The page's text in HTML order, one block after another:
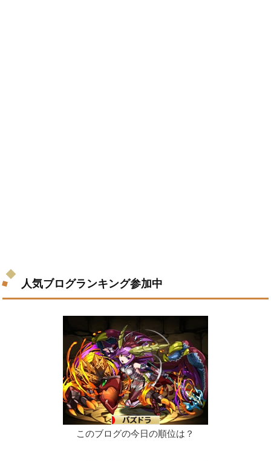
人気ブログランキング参加中
このブログの今日の順位は？